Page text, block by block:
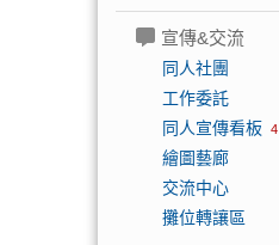
宣傳&交流
同人社團
工作委託
同人宣傳看板 4
繪圖藝廊
交流中心
攤位轉讓區